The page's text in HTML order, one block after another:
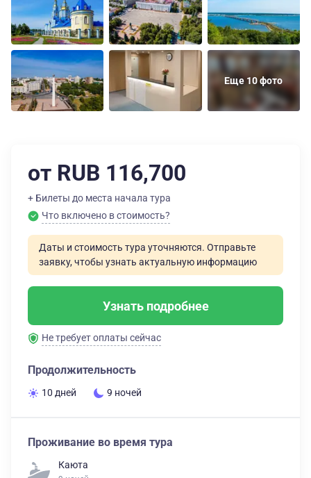
Еще 10 фото
от RUB 116,700
+ Билеты до места начала тура
Что включено в стоимость?
Даты и стоимость тура уточняются. Отправьте
заявку, чтобы узнать актуальную информацию
Узнать подробнее
Не требует оплаты сейчас
Продолжительность
10 дней 9 ночей
Проживание во время тура
Каюта